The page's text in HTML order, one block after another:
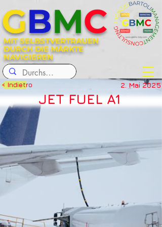
MIT SELBSTVERTRAUEN
DURCH DIE MÄRKTE
NAVIGIEREN
GBMC
< Indietro 2. Mai 2025
JET FUEL A1